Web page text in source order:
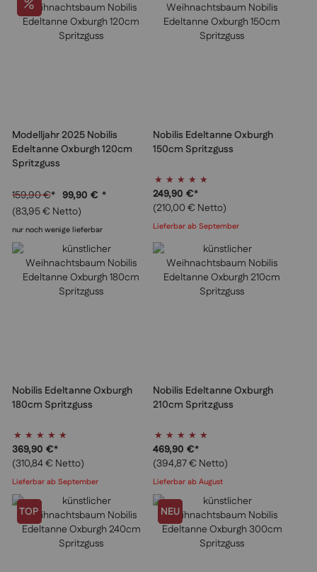
Modelljahr 2025 Nobilis
Edeltanne Oxburgh 120cm
Spritzguss
159,90 €* 99,90 € *
(83,95 € Netto)
nur noch wenige lieferbar
Nobilis Edeltanne Oxburgh
150cm Spritzguss
Bewertung:
97%
249,90 €*
(210,00 € Netto)
Lieferbar ab September
Nobilis Edeltanne Oxburgh
180cm Spritzguss
Bewertung:
100%
369,90 €*
(310,84 € Netto)
Lieferbar ab September
Nobilis Edeltanne Oxburgh
210cm Spritzguss
Bewertung:
100%
469,90 €*
(394,87 € Netto)
Lieferbar ab August
TOP NEU